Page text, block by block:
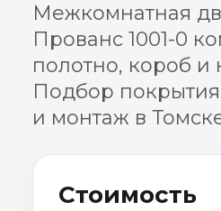
Межкомнатная
Прованс 1001-0
полотно, короб и
Подбор
и монтаж в
Стоимость